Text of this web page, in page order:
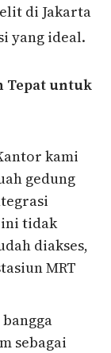
di Jakarta
yang ideal.
Tepat untuk
kami
gedung
ini tidak
diakses,
MRT
sebagai